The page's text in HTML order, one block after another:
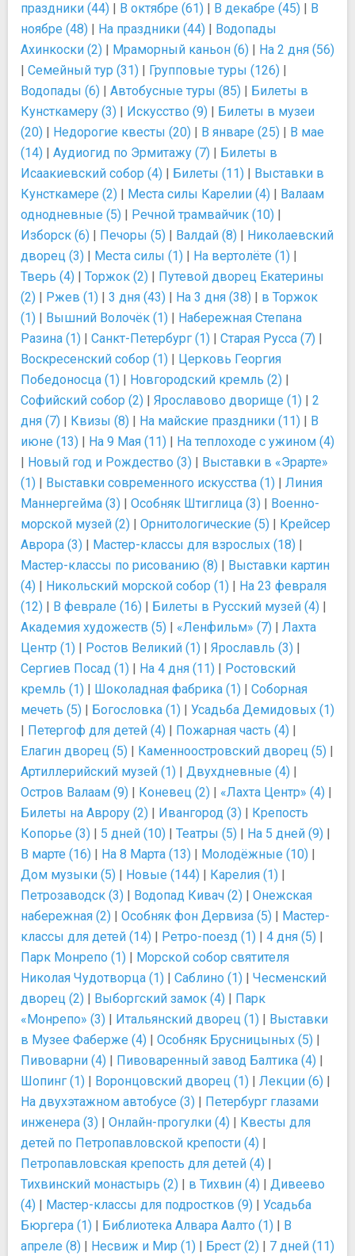
праздники (44) | В октябре (61) | В декабре (45) | В
ноябре (48) | На праздники (44) | Водопады
Ахинкоски (2) | Мраморный каньон (6) | На 2 дня (56)
| Семейный тур (31) | Групповые туры (126) |
Водопады (6) | Автобусные туры (85) | Билеты в
Кунсткамеру (3) | Искусство (9) | Билеты в музеи
(20) | Недорогие квесты (20) | В январе (25) | В мае
(14) | Аудиогид по Эрмитажу (7) | Билеты в
Исаакиевский собор (4) | Билеты (11) | Выставки в
Кунсткамере (2) | Места силы Карелии (4) | Валаам
однодневные (5) | Речной трамвайчик (10) |
Изборск (6) | Печоры (5) | Валдай (8) | Николаевский
дворец (3) | Места силы (1) | На вертолёте (1) |
Тверь (4) | Торжок (2) | Путевой дворец Екатерины
(2) | Ржев (1) | 3 дня (43) | На 3 дня (38) | в Торжок
(1) | Вышний Волочёк (1) | Набережная Степана
Разина (1) | Санкт-Петербург (1) | Старая Русса (7) |
Воскресенский собор (1) | Церковь Георгия
Победоносца (1) | Новгородский кремль (2) |
Софийский собор (2) | Ярославово дворище (1) | 2
дня (7) | Квизы (8) | На майские праздники (11) | В
июне (13) | На 9 Мая (11) | На теплоходе с ужином (4)
| Новый год и Рождество (3) | Выставки в «Эрарте»
(1) | Выставки современного искусства (1) | Линия
Маннергейма (3) | Особняк Штиглица (3) | Военно-
морской музей (2) | Орнитологические (5) | Крейсер
Аврора (3) | Мастер-классы для взрослых (18) |
Мастер-классы по рисованию (8) | Выставки картин
(4) | Никольский морской собор (1) | На 23 февраля
(12) | В феврале (16) | Билеты в Русский музей (4) |
Академия художеств (5) | «Ленфильм» (7) | Лахта
Центр (1) | Ростов Великий (1) | Ярославль (3) |
Сергиев Посад (1) | На 4 дня (11) | Ростовский
кремль (1) | Шоколадная фабрика (1) | Соборная
мечеть (5) | Богословка (1) | Усадьба Демидовых (1)
| Петергоф для детей (4) | Пожарная часть (4) |
Елагин дворец (5) | Каменноостровский дворец (5) |
Артиллерийский музей (1) | Двухдневные (4) |
Остров Валаам (9) | Коневец (2) | «Лахта Центр» (4) |
Билеты на Аврору (2) | Ивангород (3) | Крепость
Копорье (3) | 5 дней (10) | Театры (5) | На 5 дней (9) |
В марте (16) | На 8 Марта (13) | Молодёжные (10) |
Дом музыки (5) | Новые (144) | Карелия (1) |
Петрозаводск (3) | Водопад Кивач (2) | Онежская
набережная (2) | Особняк фон Дервиза (5) | Мастер-
классы для детей (14) | Ретро-поезд (1) | 4 дня (5) |
Парк Монрепо (1) | Морской собор святителя
Николая Чудотворца (1) | Саблино (1) | Чесменский
дворец (2) | Выборгский замок (4) | Парк
«Монрепо» (3) | Итальянский дворец (1) | Выставки
в Музее Фаберже (4) | Особняк Брусницыных (5) |
Пивоварни (4) | Пивоваренный завод Балтика (4) |
Шопинг (1) | Воронцовский дворец (1) | Лекции (6) |
На двухэтажном автобусе (3) | Петербург глазами
инженера (3) | Онлайн-прогулки (4) | Квесты для
детей по Петропавловской крепости (4) |
Петропавловская крепость для детей (4) |
Тихвинский монастырь (2) | в Тихвин (4) | Дивеево
(4) | Мастер-классы для подростков (9) | Усадьба
Бюргера (1) | Библиотека Алвара Аалто (1) | В
апреле (8) | Несвиж и Мир (1) | Брест (2) | 7 дней (11)